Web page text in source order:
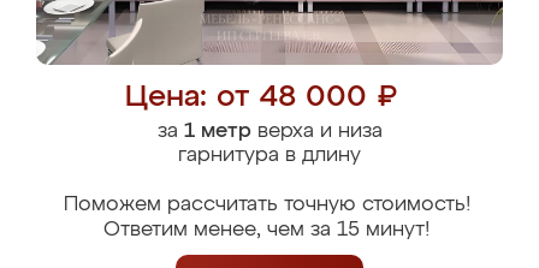
Цена: от 48 000 ₽
за 1 метрверха и низа
гарнитура в длину
Поможем рассчитать точную стоимость!
Ответим менее, чем за 15 минут!